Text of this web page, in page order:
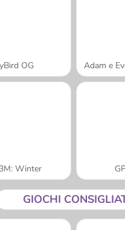
OG Adam e
Winter
GIOCHI